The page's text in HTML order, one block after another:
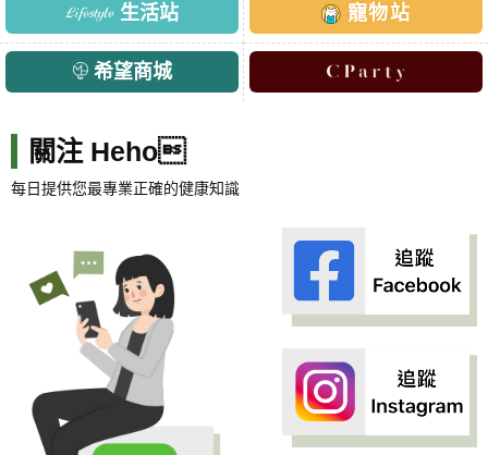
生活站 寵物站
希望商城
關注 Heho
每日提供您最專業正確的健康知識